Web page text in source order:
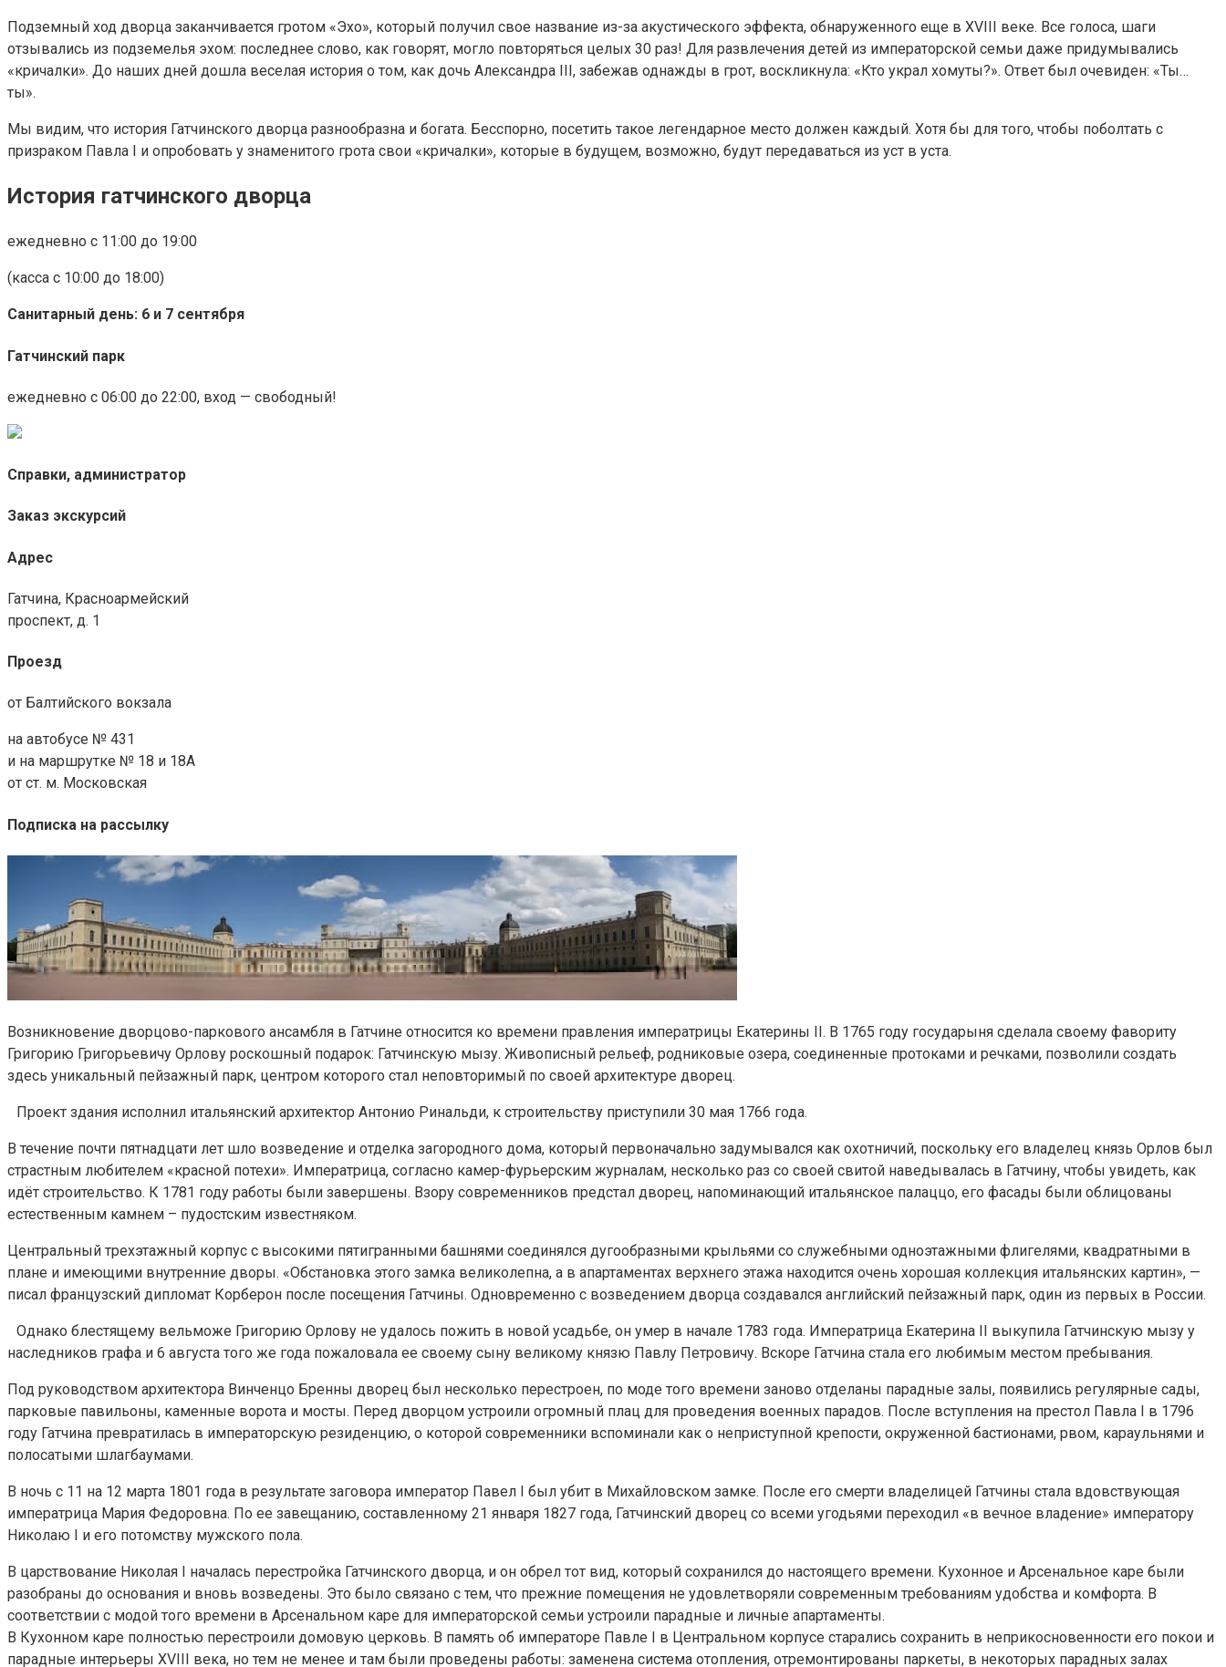
Подземный ход дворца заканчивается гротом «Эхо», который получил свое название из-за акустического эффекта, обнаруженного еще в XVIII веке. Все голоса, шаги
отзывались из подземелья эхом: последнее слово, как говорят, могло повторяться целых 30 раз! Для развлечения детей из императорской семьи даже придумывались
«кричалки». До наших дней дошла веселая история о том, как дочь Александра III, забежав однажды в грот, воскликнула: «Кто украл хомуты?». Ответ был очевиден: «Ты…
ты».
Мы видим, что история Гатчинского дворца разнообразна и богата. Бесспорно, посетить такое легендарное место должен каждый. Хотя бы для того, чтобы поболтать с
призраком Павла I и опробовать у знаменитого грота свои «кричалки», которые в будущем, возможно, будут передаваться из уст в уста.
История гатчинского дворца
ежедневно с 11:00 до 19:00
(касса с 10:00 до 18:00)
Санитарный день: 6 и 7 сентября
Гатчинский парк
ежедневно с 06:00 до 22:00, вход — свободный!
Справки, администратор
Заказ экскурсий
Адрес
Гатчина, Красноармейский
проспект, д. 1
Проезд
от Балтийского вокзала
на автобусе № 431
и на маршрутке № 18 и 18А
от ст. м. Московская
Подписка на рассылку
Возникновение дворцово-паркового ансамбля в Гатчине относится ко времени правления императрицы Екатерины II. В 1765 году государыня сделала своему фавориту
Григорию Григорьевичу Орлову роскошный подарок: Гатчинскую мызу. Живописный рельеф, родниковые озера, соединенные протоками и речками, позволили создать
здесь уникальный пейзажный парк, центром которого стал неповторимый по своей архитектуре дворец.
Проект здания исполнил итальянский архитектор Антонио Ринальди, к строительству приступили 30 мая 1766 года.
В течение почти пятнадцати лет шло возведение и отделка загородного дома, который первоначально задумывался как охотничий, поскольку его владелец князь Орлов был
страстным любителем «красной потехи». Императрица, согласно камер-фурьерским журналам, несколько раз со своей свитой наведывалась в Гатчину, чтобы увидеть, как
идёт строительство. К 1781 году работы были завершены. Взору современников предстал дворец, напоминающий итальянское палаццо, его фасады были облицованы
естественным камнем – пудостским известняком.
Центральный трехэтажный корпус с высокими пятигранными башнями соединялся дугообразными крыльями со служебными одноэтажными флигелями, квадратными в
плане и имеющими внутренние дворы. «Обстановка этого замка великолепна, а в апартаментах верхнего этажа находится очень хорошая коллекция итальянских картин», —
писал французский дипломат Корберон после посещения Гатчины. Одновременно с возведением дворца создавался английский пейзажный парк, один из первых в России.
Однако блестящему вельможе Григорию Орлову не удалось пожить в новой усадьбе, он умер в начале 1783 года. Императрица Екатерина II выкупила Гатчинскую мызу у
наследников графа и 6 августа того же года пожаловала ее своему сыну великому князю Павлу Петровичу. Вскоре Гатчина стала его любимым местом пребывания.
Под руководством архитектора Винченцо Бренны дворец был несколько перестроен, по моде того времени заново отделаны парадные залы, появились регулярные сады,
парковые павильоны, каменные ворота и мосты. Перед дворцом устроили огромный плац для проведения военных парадов. После вступления на престол Павла I в 1796
году Гатчина превратилась в императорскую резиденцию, о которой современники вспоминали как о неприступной крепости, окруженной бастионами, рвом, караульнями и
полосатыми шлагбаумами.
В ночь с 11 на 12 марта 1801 года в результате заговора император Павел I был убит в Михайловском замке. После его смерти владелицей Гатчины стала вдовствующая
императрица Мария Федоровна. По ее завещанию, составленному 21 января 1827 года, Гатчинский дворец со всеми угодьями переходил «в вечное владение» императору
Николаю I и его потомству мужского пола.
В царствование Николая I началась перестройка Гатчинского дворца, и он обрел тот вид, который сохранился до настоящего времени. Кухонное и Арсенальное каре были
разобраны до основания и вновь возведены. Это было связано с тем, что прежние помещения не удовлетворяли современным требованиям удобства и комфорта. В
соответствии с модой того времени в Арсенальном каре для императорской семьи устроили парадные и личные апартаменты.
В Кухонном каре полностью перестроили домовую церковь. В память об императоре Павле I в Центральном корпусе старались сохранить в неприкосновенности его покои и
парадные интерьеры ХVIII века, но тем не менее и там были проведены работы: заменена система отопления, отремонтированы паркеты, в некоторых парадных залах